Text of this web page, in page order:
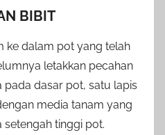
BIBIT
ke dalam pot yang telah
letakkan pecahan
dasar pot, satu lapis
media tanam yang
setengah tinggi pot.